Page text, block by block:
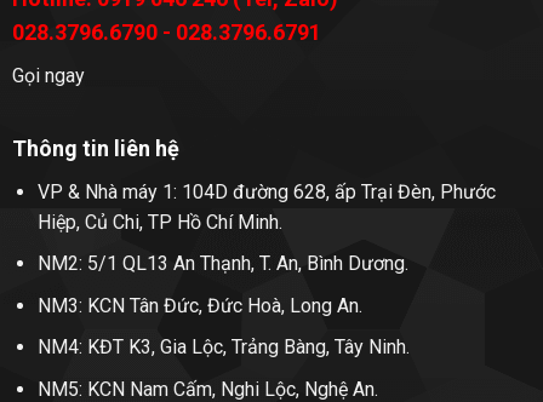
028.3796.6790 - 028.3796.6791
Gọi ngay
Thông tin liên hệ
VP & Nhà máy 1: 104D đường 628, ấp Trại Đèn, Phước
Hiệp, Củ Chi, TP Hồ Chí Minh.
NM2: 5/1 QL13 An Thạnh, T. An, Bình Dương.
NM3: KCN Tân Đức, Đức Hoà, Long An.
NM4: KĐT K3, Gia Lộc, Trảng Bàng, Tây Ninh.
NM5: KCN Nam Cấm, Nghi Lộc, Nghệ An.